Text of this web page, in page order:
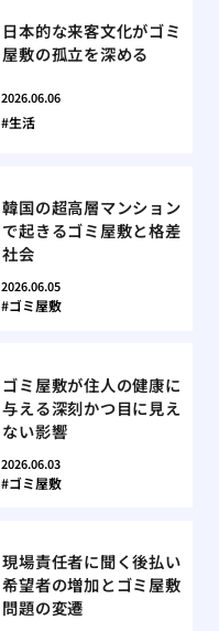
日本的な来客文化がゴミ
屋敷の孤立を深める
2026.06.06
生活
韓国の超高層マンション
で起きるゴミ屋敷と格差
社会
2026.06.05
ゴミ屋敷
ゴミ屋敷が住人の健康に
与える深刻かつ目に見え
ない影響
2026.06.03
ゴミ屋敷
現場責任者に聞く後払い
希望者の増加とゴミ屋敷
問題の変遷